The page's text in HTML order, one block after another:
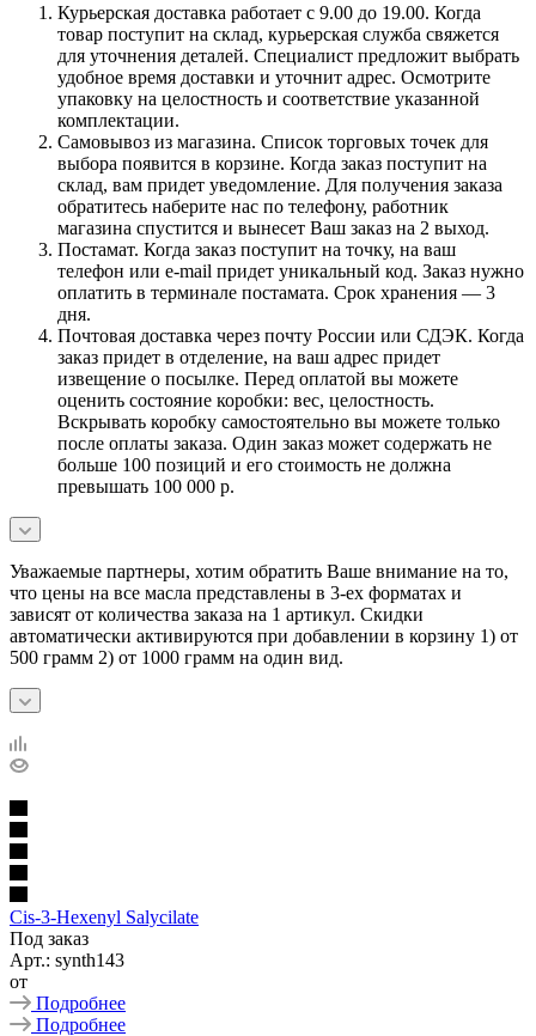
Курьерская доставка работает с 9.00 до 19.00. Когда
товар поступит на склад, курьерская служба свяжется
для уточнения деталей. Специалист предложит выбрать
удобное время доставки и уточнит адрес. Осмотрите
упаковку на целостность и соответствие указанной
комплектации.
Самовывоз из магазина. Список торговых точек для
выбора появится в корзине. Когда заказ поступит на
склад, вам придет уведомление. Для получения заказа
обратитесь наберите нас по телефону, работник
магазина спустится и вынесет Ваш заказ на 2 выход.
Постамат. Когда заказ поступит на точку, на ваш
телефон или e-mail придет уникальный код. Заказ нужно
оплатить в терминале постамата. Срок хранения — 3
дня.
Почтовая доставка через почту России или СДЭК. Когда
заказ придет в отделение, на ваш адрес придет
извещение о посылке. Перед оплатой вы можете
оценить состояние коробки: вес, целостность.
Вскрывать коробку самостоятельно вы можете только
после оплаты заказа. Один заказ может содержать не
больше 100 позиций и его стоимость не должна
превышать 100 000 р.
Уважаемые партнеры, хотим обратить Ваше внимание на то,
что цены на все масла представлены в 3-ех форматах и
зависят от количества заказа на 1 артикул. Скидки
автоматически активируются при добавлении в корзину 1) от
500 грамм 2) от 1000 грамм на один вид.
Cis-3-Hexenyl Salycilate
Под заказ
Арт.: synth143
от
Подробнее
Подробнее